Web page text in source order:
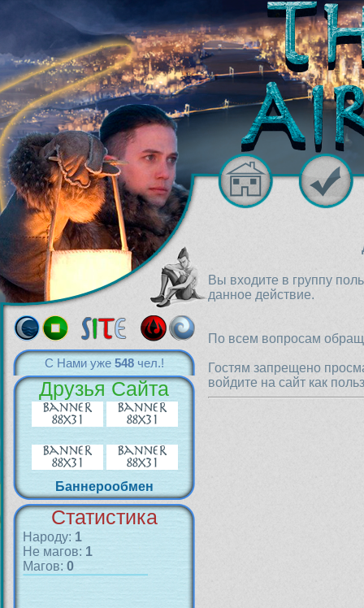
С Нами уже 548чел.!
Друзья Сайта
Баннерообмен
Статистика
Народу: 1
Не магов: 1
Магов: 0
Вы входите в группу
данное действие.
По всем вопросам
Гостям запрещено
войдите на сайт как